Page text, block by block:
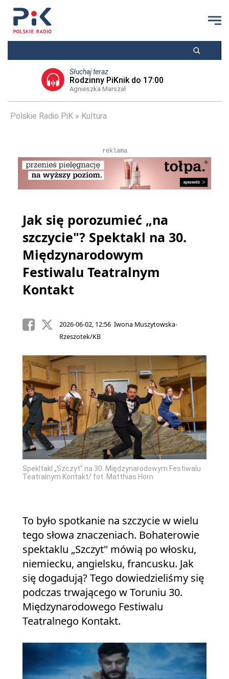
Słuchaj teraz
Rodzinny PiKnik do 17:00
Agnieszka Marszał
Polskie Radio PiK Kultura
reklama
Jak się porozumieć „na
szczycie"? Spektakl na 30.
Międzynarodowym
Festiwalu Teatralnym
Kontakt
2026-06-02, 12:56 Iwona Muszytowska-
Rzeszotek/KB
Spekltakl „Szczyt" na 30. Międzynarodowym Festiwalu
Teatralnym Kontakt/ fot. Matthias Horn
To było spotkanie na szczycie w wielu
tego słowa znaczeniach. Bohaterowie
spektaklu „Szczyt" mówią po włosku,
niemiecku, angielsku, francusku. Jak
się dogadują? Tego dowiedzieliśmy się
podczas trwającego w Toruniu 30.
Międzynarodowego Festiwalu
Teatralnego Kontakt.